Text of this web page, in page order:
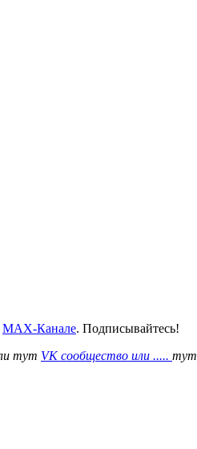
MAX-Канале. Подписывайтесь!
тут VK сообщество или ..... тут